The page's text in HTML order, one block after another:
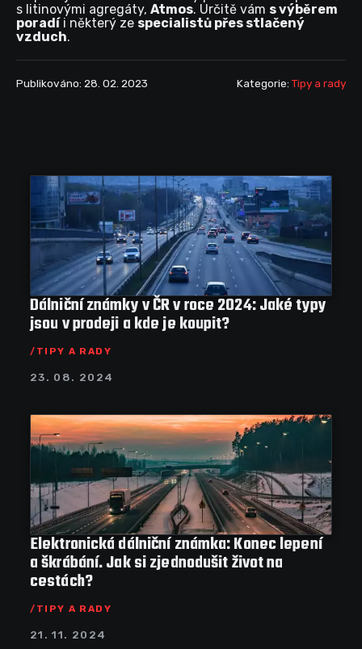
s litinovými agregáty, Atmos. Určitě vám s výběrem
poradíi některý ze specialistů přes stlačený
vzduch.
Publikováno: 28. 02. 2023 Kategorie:Tipy a rady
Dálniční známky v ČR v roce 2024: Jaké typy
jsou v prodeji a kde je koupit?
TIPY A RADY
23. 08. 2024
Elektronická dálniční známka: Konec lepení
a škrábání. Jak si zjednodušit život na
cestách?
TIPY A RADY
21. 11. 2024